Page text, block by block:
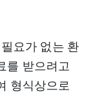
요가 없는 환
를 받으려고
형식상으로